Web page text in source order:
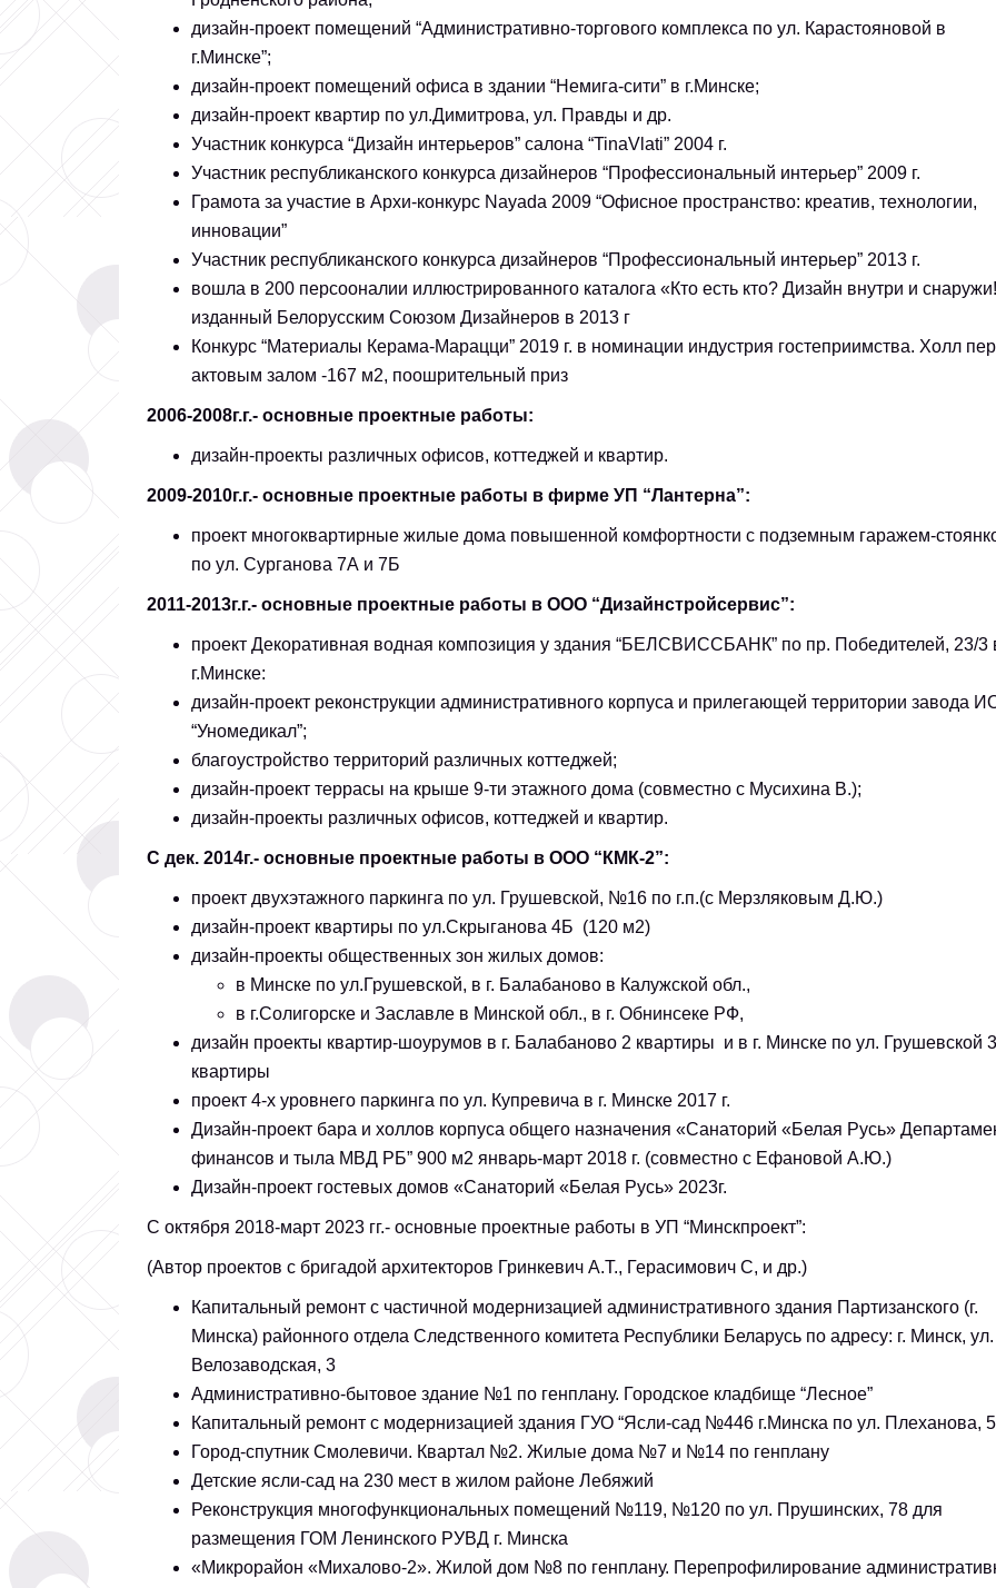
дизайн-проект помещений “Административно-торгового комплекса по ул. Карастояновой в
г.Минске”;
дизайн-проект помещений офиса в здании “Немига-сити” в г.Минске;
дизайн-проект квартир по ул.Димитрова, ул. Правды и др.
Участник конкурса “Дизайн интерьеров” салона “TinaVlati” 2004 г.
Участник республиканского конкурса дизайнеров “Профессиональный интерьер” 2009 г.
Грамота за участие в Архи-конкурс Nayada 2009 “Офисное пространство: креатив, технологии,
инновации”
Участник республиканского конкурса дизайнеров “Профессиональный интерьер” 2013 г.
вошла в 200 персооналии иллюстрированного каталога «Кто есть кто? Дизайн внутри и
изданный Белорусским Союзом Дизайнеров в 2013 г
Конкурс “Материалы Керама-Марацци” 2019 г. в номинации индустрия гостеприимства. Холл
актовым залом -167 м2, поошрительный приз
2006-2008г.г.- основные проектные работы:
дизайн-проекты различных офисов, коттеджей и квартир.
2009-2010г.г.- основные проектные работы в фирме УП “Лантерна”:
проект многоквартирные жилые дома повышенной комфортности с подземным гаражем-
по ул. Сурганова 7А и 7Б
2011-2013г.г.- основные проектные работы в ООО “Дизайнстройсервис”:
проект Декоративная водная композиция у здания “БЕЛСВИССБАНК” по пр. Победителей, 23/3
г.Минске:
дизайн-проект реконструкции административного корпуса и прилегающей территории завода
“Уномедикал”;
благоустройство территорий различных коттеджей;
дизайн-проект террасы на крыше 9-ти этажного дома (совместно с Мусихина В.);
дизайн-проекты различных офисов, коттеджей и квартир.
С дек. 2014г.- основные проектные работы в ООО “КМК-2”:
проект двухэтажного паркинга по ул. Грушевской, №16 по г.п.(с Мерзляковым Д.Ю.)
дизайн-проект квартиры по ул.Скрыганова 4Б (120 м2)
дизайн-проекты общественных зон жилых домов:
в Минске по ул.Грушевской, в г. Балабаново в Калужской обл.,
в г.Солигорске и Заславле в Минской обл., в г. Обнинсеке РФ,
дизайн проекты квартир-шоурумов в г. Балабаново 2 квартиры и в г. Минске по ул. Грушевской 3
квартиры
проект 4-х уровнего паркинга по ул. Купревича в г. Минске 2017 г.
Дизайн-проект бара и холлов корпуса общего назначения «Санаторий «Белая Русь»
финансов и тыла МВД РБ” 900 м2 январь-март 2018 г. (совместно с Ефановой А.Ю.)
Дизайн-проект гостевых домов «Санаторий «Белая Русь» 2023г.
C октября 2018-март 2023 гг.- основные проектные работы в УП “Минскпроект”:
(Автор проектов с бригадой архитекторов Гринкевич А.Т., Герасимович С, и др.)
Капитальный ремонт с частичной модернизацией административного здания Партизанского (г.
Минска) районного отдела Следственного комитета Республики Беларусь по адресу: г. Минск, ул.
Велозаводская, 3
Административно-бытовое здание №1 по генплану. Городское кладбище “Лесное”
Капитальный ремонт с модернизацией здания ГУО “Ясли-сад №446 г.Минска по ул. Плеханова,
Город-спутник Смолевичи. Квартал №2. Жилые дома №7 и №14 по генплану
Детские ясли-сад на 230 мест в жилом районе Лебяжий
Реконструкция многофункциональных помещений №119, №120 по ул. Прушинских, 78 для
размещения ГОМ Ленинского РУВД г. Минска
«Микрорайон «Михалово-2». Жилой дом №8 по генплану. Перепрофилирование